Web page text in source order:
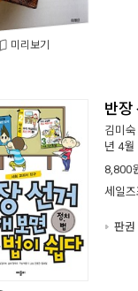
미리보기
반장
김미숙
년 4월
8,800
세일
판권